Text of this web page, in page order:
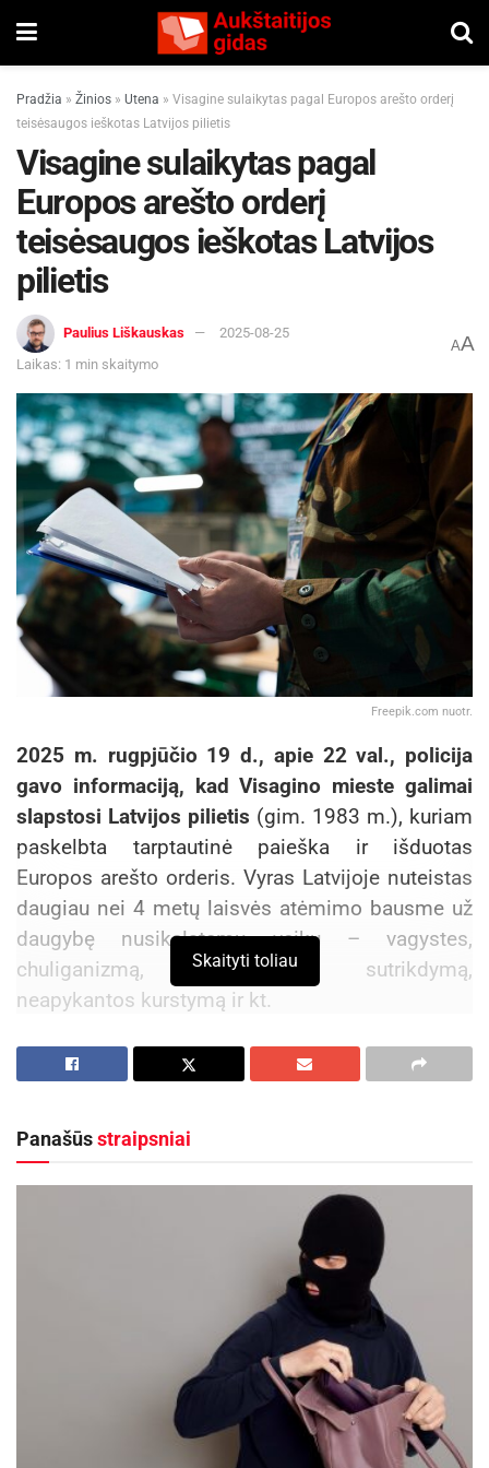
Pradžia » Žinios » Utena » Visagine sulaikytas pagal Europos arešto orderį
teisėsaugos ieškotas Latvijos pilietis
Visagine sulaikytas pagal
Europos arešto orderį
teisėsaugos ieškotas Latvijos
pilietis
Paulius Liškauskas
2025-08-25
Laikas: 1 min skaitymo
AA
Freepik.com nuotr.
2025 m. rugpjūčio 19 d., apie 22 val., policija
gavo informaciją, kad Visagino mieste galimai
slapstosi Latvijos pilietis (gim. 1983 m.), kuriam
paskelbta tarptautinė paieška ir išduotas
Europos arešto orderis. Vyras Latvijoje nuteistas
daugiau nei 4 metų laisvės atėmimo bausme už
daugybę nusikalstamų veikų – vagystes,
chuliganizmą, sveikatos sutrikdymą,
neapykantos kurstymą ir kt.
apskrities vyriausiojo policijos komisariato
pareigūnai kartu su Utenos ir Visagino policijos
komisariatų reagavimo skyriaus pareigūnais. Jau
rugpjūčio 20 d., apie 00.20 val., atliekant aktyvią
paiešką Visagine vyras buvo sulaikytas. Jis
Vykdant Europos arešto orderį, sulaikytasis
laikinai patalpintas į Panevėžio apskrities VPK
areštinę. Artimiausiu metu jis bus pristatytas į
teismą, kur bus sprendžiama dėl kardomosios
priemonės – suėmimo skyrimo.
Dėkojame visuomenės nariams už pagalbą ir
Skaityti toliau
Panašūsstraipsniai